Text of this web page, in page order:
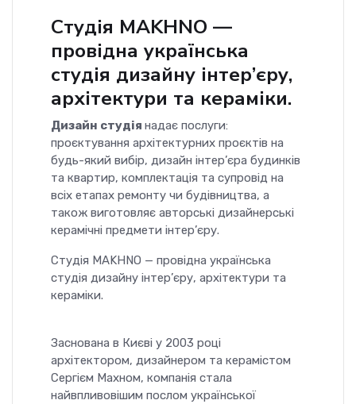
Студія MAKHNO —
провідна українська
студія дизайну інтер’єру,
архітектури та кераміки.
Дизайн студія надає послуги:
проєктування архітектурних проєктів на
будь-який вибір, дизайн інтер’єра будинків
та квартир, комплектація та супровід на
всіх етапах ремонту чи будівництва, а
також виготовляє авторські дизайнерські
керамічні предмети інтер’єру.
Студія MAKHNO — провідна українська
студія дизайну інтер’єру, архітектури та
кераміки.
Заснована в Києві у 2003 році
архітектором, дизайнером та керамістом
Сергієм Махном, компанія стала
найвпливовішим послом української